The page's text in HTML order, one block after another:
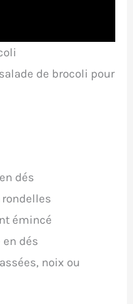
de brocoli pour
dés
rondelles
émincé
en dés
noix ou